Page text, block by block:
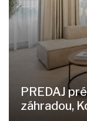
PREDAJ
záhradou,